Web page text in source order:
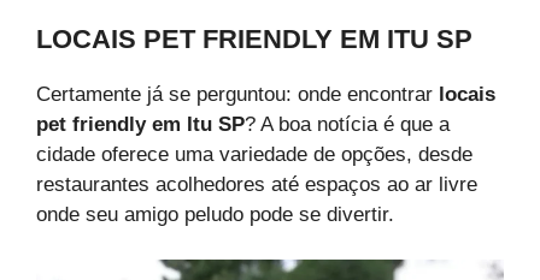
LOCAIS PET FRIENDLY EM ITU SP
Certamente já se perguntou: onde encontrar locais
pet friendly em Itu SP? A boa notícia é que a
cidade oferece uma variedade de opções, desde
restaurantes acolhedores até espaços ao ar livre
onde seu amigo peludo pode se divertir.